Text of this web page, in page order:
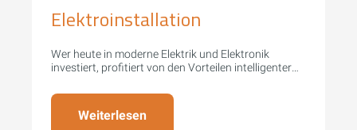
Elektroinstallation
Wer heute in moderne Elektrik und Elektronik
investiert, profitiert von den Vorteilen intelligenter
Weiterlesen